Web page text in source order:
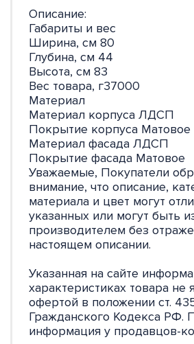
Описание:
Габариты и вес
Ширина, см 80
Глубина, см 44
Высота, см 83
Вес товара, г37000
Материал
Материал корпуса ЛДСП
Покрытие корпуса Матовое
Материал фасада ЛДСП
Покрытие фасада Матовое
Уважаемые, Покупатели
внимание, что описание,
материала и цвет могут
указанных или могут быть
производителем без
настоящем описании.
Указанная на сайте
характеристиках товара не
офертой в положении ст.
Гражданского Кодекса РФ.
информация у продавцов-